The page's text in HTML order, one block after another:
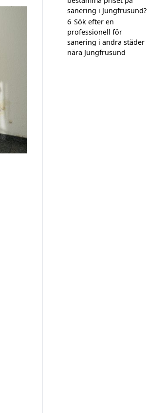
sanering i Jungfrusund?
6 Sök efter en
professionell för
sanering i andra städer
nära Jungfrusund